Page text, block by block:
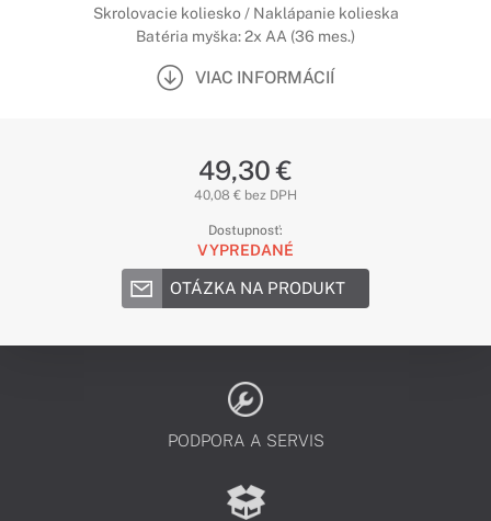
Skrolovacie koliesko / Naklápanie kolieska
Batéria myška: 2x AA (36 mes.)
VIAC INFORMÁCIÍ
49,30 €
40,08 € bez DPH
Dostupnosť:
VYPREDANÉ
OTÁZKA NA PRODUKT
PODPORA A SERVIS